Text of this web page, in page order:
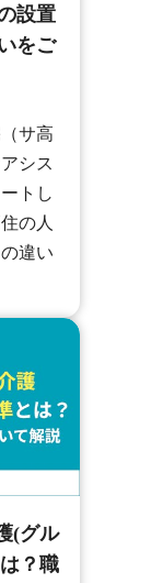
設置
をご
サ高
シス
トし
の人
違い
(グル
？職